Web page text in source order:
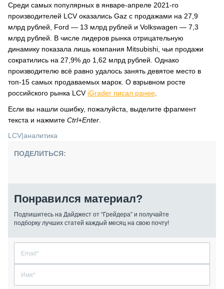
Среди самых популярных в январе-апреле 2021-го
производителей LCV оказались Gaz с продажами на 27,9
млрд рублей, Ford — 13 млрд рублей и Volkswagen — 7,3
млрд рублей. В числе лидеров рынка отрицательную
динамику показала лишь компания Mitsubishi, чьи продажи
сократились на 27,9% до 1,62 млрд рублей. Однако
производителю всё равно удалось занять девятое место в
топ-15 самых продаваемых марок. О взрывном росте
российского рынка LCV iGrader писал ранее
Если вы нашли ошибку, пожалуйста, выделите фрагмент
текста и нажмите Ctrl+Enter
LCV|аналитика
ПОДЕЛИТЬСЯ:
Понравился материал?
Подпишитесь на Дайджест от “Грейдера” и получайте
подборку лучших статей каждый месяц на свою почту!